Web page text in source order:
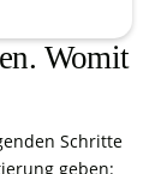
Womit
Schritte
geben: